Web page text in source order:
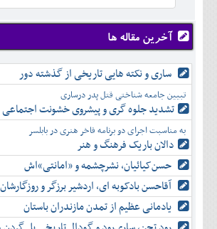
تير
مرداد
شهريور
مهر
آبان
آذر
دی
بهمن
اسفند
آخرین مقاله ها
ساری و نکته هایی تاریخی از گذشته دور
تبیین جامعه شناختی قتل پدر درساری
تشدید جلوه‌ گری و پیشروی خشونت اجتماعی
به مناسبت اجرای دو برنامه فاخر هنری در بابلسر
دالان باریک فرهنگ و هنر
حسن‌کیائیان، نشرچشمه و «امانتی»اش
آقاحسن بادکوبه ای، اردشیر برزگر و روزگارشان
یادمانی عظیم از تمدن مازندران باستان